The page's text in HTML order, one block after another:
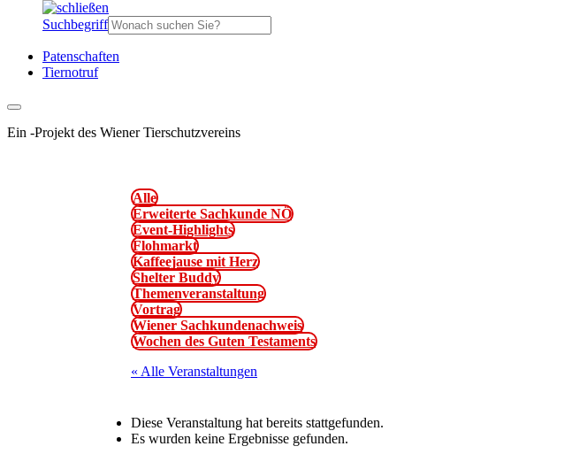
Suchbegriff
Patenschaften
Tiernotruf
Ein -Projekt des Wiener Tierschutzvereins
Alle
Erweiterte Sachkunde NÖ
Event-Highlights
Flohmarkt
Kaffeejause mit Herz
Shelter Buddy
Themenveranstaltung
Vortrag
Wiener Sachkundenachweis
Wochen des Guten Testaments
« Alle Veranstaltungen
Diese Veranstaltung hat bereits stattgefunden.
Es wurden keine Ergebnisse gefunden.